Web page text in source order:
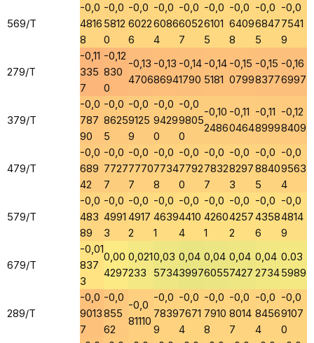
569/T
-0,0
4816
8
-0,0
5812
0
-0,0
6022
6
-0,0
6086
4
-0,0
6052
7
-0,0
6101
5
-0,0
6409
8
-0,0
6847
5
-0,0
7541
9
279/T
-0,11
335
7
-0,12
830
0
-0,13
4706
-0,13
8694
-0,14
1790
-0,14
5181
-0,15
0799
-0,15
8377
-0,16
6997
379/T
-0,0
787
90
-0,0
8625
5
-0,0
9125
9
-0,0
9429
0
-0,0
9805
0
-0,10
2486
-0,11
0464
-0,11
8999
-0,12
8409
479/T
-0,0
689
42
-0,0
7727
7
-0,0
7770
7
-0,0
7734
8
-0,0
7792
0
-0,0
7832
7
-0,0
8297
3
-0,0
8840
5
-0,0
9563
4
579/T
-0,0
483
89
-0,0
4991
3
-0,0
4917
2
-0,0
4639
1
-0,0
4410
4
-0,0
4260
1
-0,0
4257
2
-0,0
4358
6
-0,0
4814
9
679/T
-0,01
837
3
0,00
4297
0,021
233
0,03
5734
0,04
3997
0,04
6055
0,04
7427
0,04
2734
0.03
5989
289/T
-0,0
9013
7
-0,0
855
62
-0,0
81110
-0,0
7839
9
-0,0
7671
4
-0,0
7910
8
-0,0
8014
7
-0,0
8456
4
-0,0
9107
0